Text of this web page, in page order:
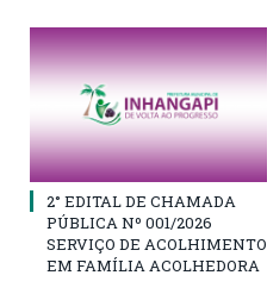
2° EDITAL DE CHAMADA
PÚBLICA Nº 001/2026
SERVIÇO DE ACOLHIMENTO
EM FAMÍLIA ACOLHEDORA